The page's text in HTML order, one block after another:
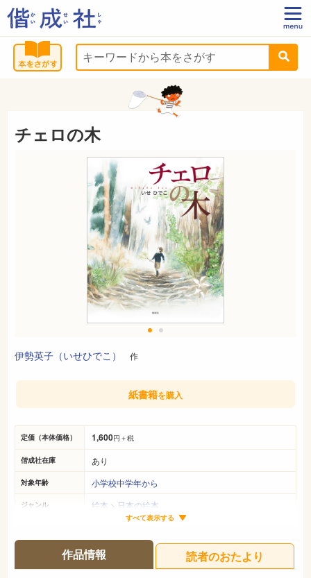
チェロの木
伊勢英子（いせひでこ） 作
定価（本体価格） 1,600円＋税
偕成社在庫 あり
対象年齢 小学校中学年から
ジャンル 絵本 > 日本の絵本
40ページ
ISBN 978-4-03-963930-1
すべて表示する
紙書籍を購入
作品情報 読者のおたより